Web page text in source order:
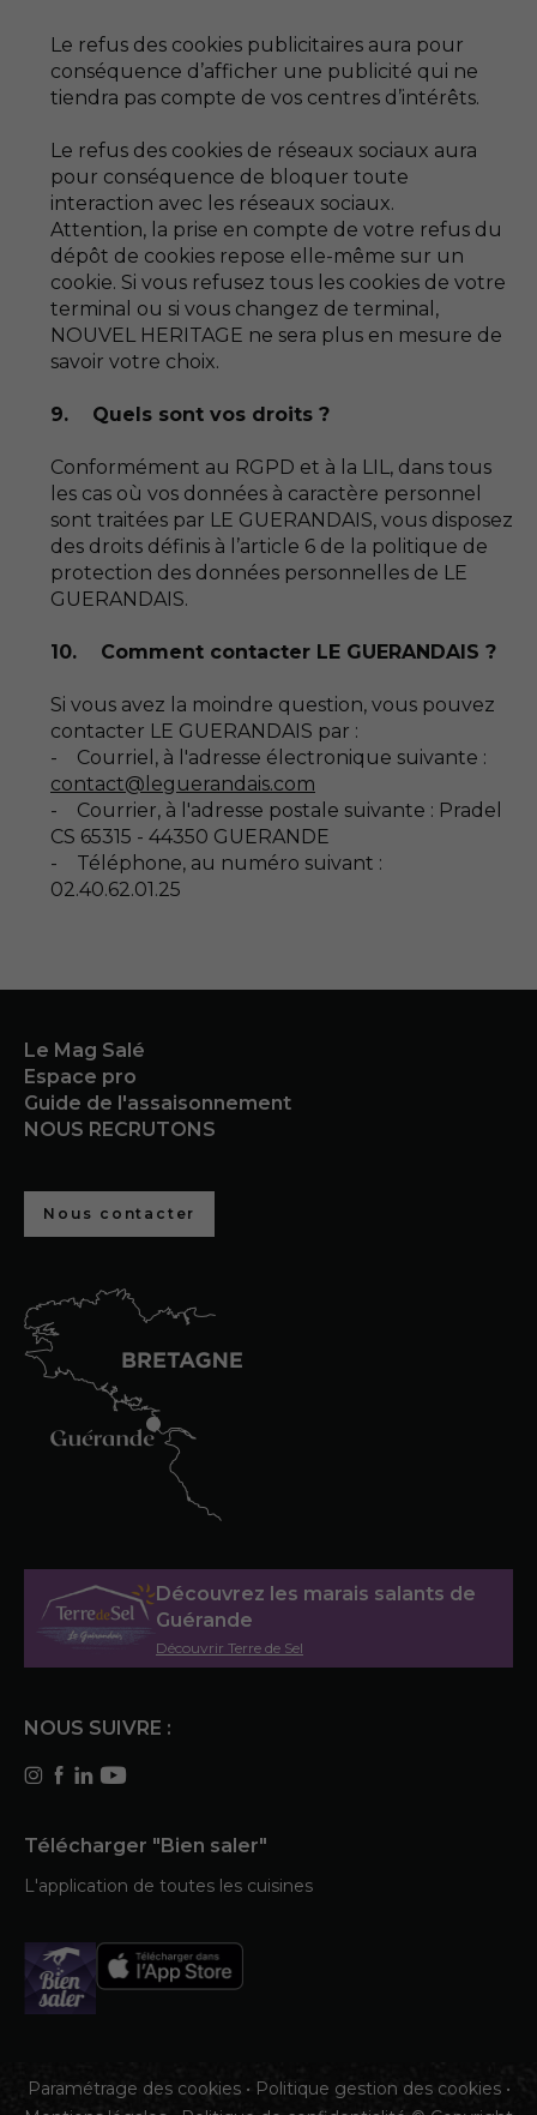
Le refus des cookies publicitaires aura pour
conséquence d’afficher une publicité qui ne
tiendra pas compte de vos centres d’intérêts.
Le refus des cookies de réseaux sociaux aura
pour conséquence de bloquer toute
interaction avec les réseaux sociaux.
Attention, la prise en compte de votre refus du
dépôt de cookies repose elle-même sur un
cookie. Si vous refusez tous les cookies de votre
terminal ou si vous changez de terminal,
NOUVEL HERITAGE ne sera plus en mesure de
savoir votre choix.
9. Quels sont vos droits ?
Conformément au RGPD et à la LIL, dans tous
les cas où vos données à caractère personnel
sont traitées par LE GUERANDAIS, vous disposez
des droits définis à l’article 6 de la politique de
protection des données personnelles de LE
GUERANDAIS.
10. Comment contacter LE GUERANDAIS ?
Si vous avez la moindre question, vous pouvez
contacter LE GUERANDAIS par :
- Courriel, à l'adresse électronique suivante :
- Courrier, à l'adresse postale suivante : Pradel
CS 65315 - 44350 GUERANDE
- Téléphone, au numéro suivant :
02.40.62.01.25
Le Mag Salé
Espace pro
Guide de l'assaisonnement
NOUS RECRUTONS
Nous contacter
Découvrez les marais salants de
Guérande
Découvrir Terre de Sel
NOUS SUIVRE :
Télécharger "Bien saler"
L'application de toutes les cuisines
Paramétrage des cookies• Politique gestion des cookies•